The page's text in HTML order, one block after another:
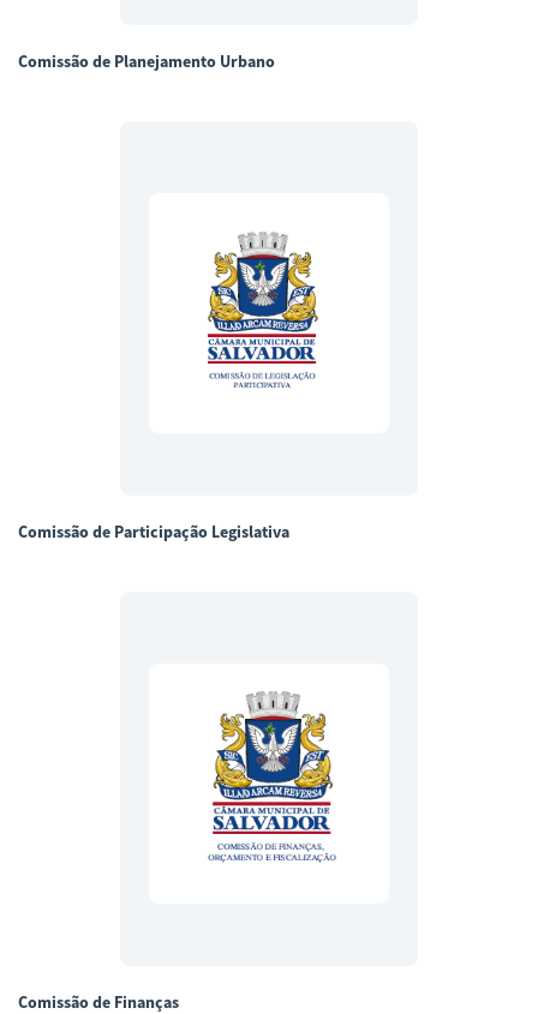
Comissão de Planejamento Urbano
Comissão de Participação Legislativa
Comissão de Finanças